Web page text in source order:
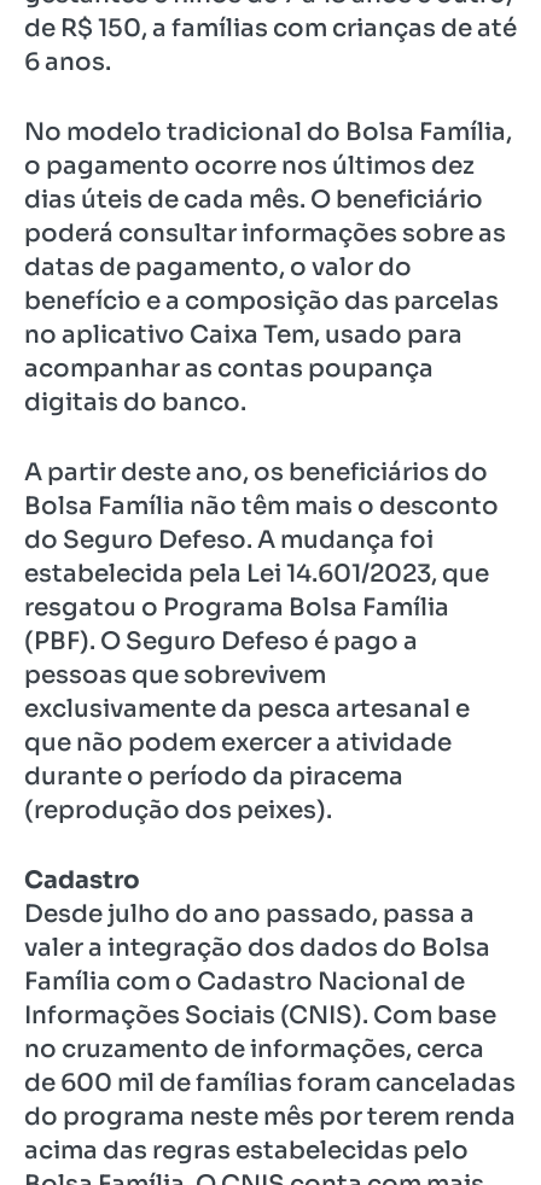
de R$ 150, a famílias com crianças de até
6 anos.
No modelo tradicional do Bolsa Família,
o pagamento ocorre nos últimos dez
dias úteis de cada mês. O beneficiário
poderá consultar informações sobre as
datas de pagamento, o valor do
benefício e a composição das parcelas
no aplicativo Caixa Tem, usado para
acompanhar as contas poupança
digitais do banco.
A partir deste ano, os beneficiários do
Bolsa Família não têm mais o desconto
do Seguro Defeso. A mudança foi
estabelecida pela Lei 14.601/2023, que
resgatou o Programa Bolsa Família
(PBF). O Seguro Defeso é pago a
pessoas que sobrevivem
exclusivamente da pesca artesanal e
que não podem exercer a atividade
durante o período da piracema
(reprodução dos peixes).
Cadastro
Desde julho do ano passado, passa a
valer a integração dos dados do Bolsa
Família com o Cadastro Nacional de
Informações Sociais (CNIS). Com base
no cruzamento de informações, cerca
de 600 mil de famílias foram canceladas
do programa neste mês por terem renda
acima das regras estabelecidas pelo